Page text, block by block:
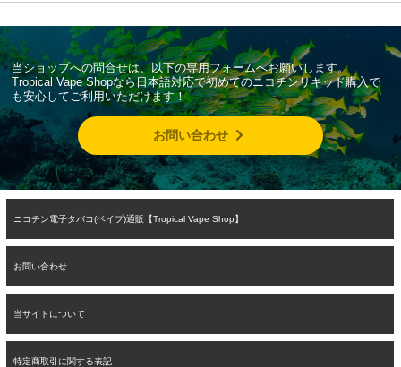
当ショップへの問合せは、以下の専用フォームへお願いします。
Tropical Vape Shopなら日本語対応で初めてのニコチンリキッド購入で
も安心してご利用いただけます！
お問い合わせ
ニコチン電子タバコ(ベイプ)通販【Tropical Vape Shop】
お問い合わせ
当サイトについて
特定商取引に関する表記